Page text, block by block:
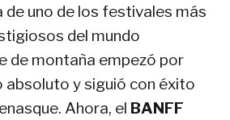
de uno de los festivales más
del mundo
de montaña empezó por
absoluto y siguió con éxito
Ahora, el BANFF